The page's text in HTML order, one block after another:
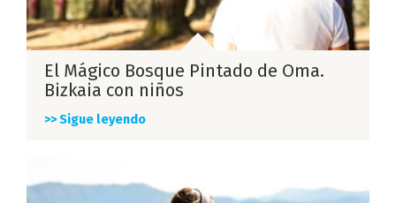
El Mágico Bosque Pintado de Oma.
Bizkaia con niños
>> Sigue leyendo